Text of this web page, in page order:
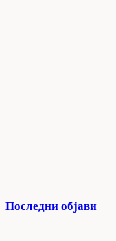
Последни објави